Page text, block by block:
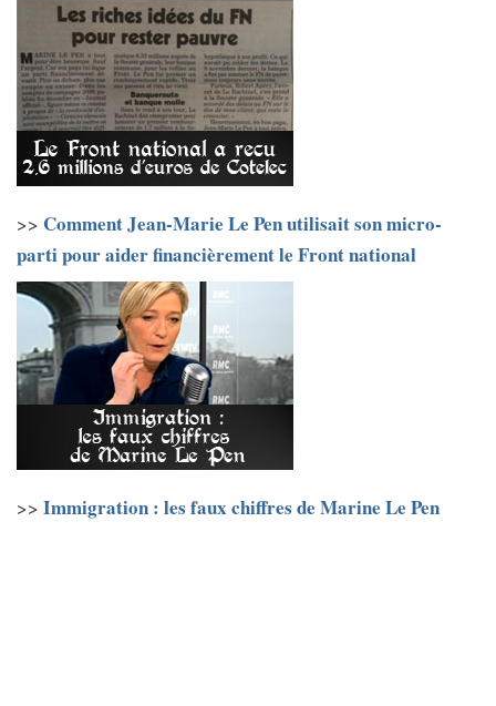
>> Comment Jean-Marie Le Pen utilisait son micro-
parti pour aider financièrement le Front national
>> Immigration : les faux chiffres de Marine Le Pen